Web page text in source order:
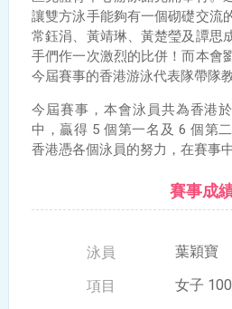
讓雙方泳手能夠有一個砌礎交流
常鈺涓、黃靖琳、黃楚瑩及譚思
手們作一次激烈的比併！而本會
今屆賽事的香港游泳代表隊帶隊教
今屆賽事，本會泳員共為香港
中，贏得 5 個第一名及 6 個第
香港憑各個泳員的努力，在賽事
賽事成
葉穎寶
女子